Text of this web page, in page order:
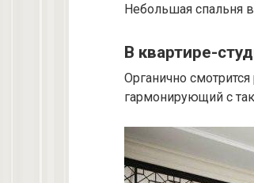
Небольшая спальня
В квартире-
Органично
гармонирующий с